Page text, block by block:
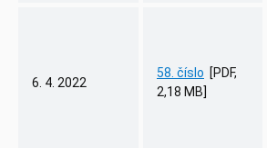
6. 4. 2022
58. číslo [PDF,
2,18 MB]